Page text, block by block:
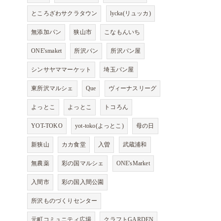
ところざわサクラタウン lycka(リュッカ)
無添加パン 狭山市 こなもんいち
ONE'smaket 所沢パン 所沢パン屋
シンサヤママーケット 埼玉パン屋
東所沢マルシェ Que ヴィーナスリーグ
よっとこ よっとこ トコろん
YOT-TOKO yot-toko(よっとこ) 母の日
新狭山 カカ食堂 入曽 武蔵浦和
無農薬 彩の国マルシェ ONE'sMarket
入間市 彩の国入間公園
所沢ものづくりセンター
元町コミュニティ広場 クラフトGARDEN